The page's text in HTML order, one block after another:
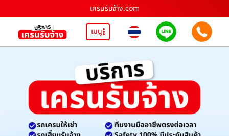
เครนรับจ้าง.com
เมนู